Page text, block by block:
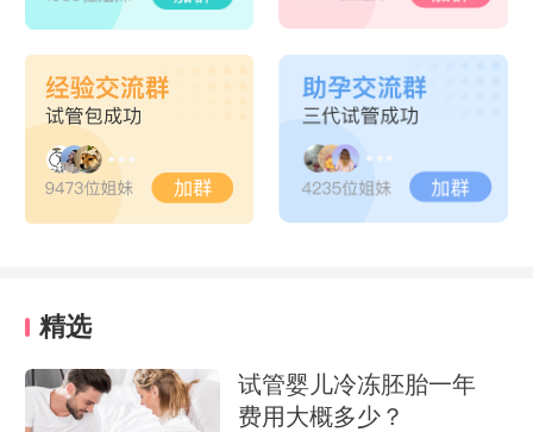
精选
试管婴儿冷冻胚胎一年
费用大概多少？